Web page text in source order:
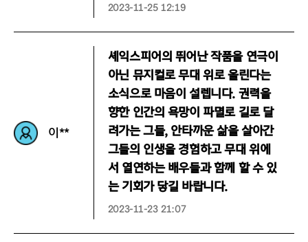
2023-11-25 12:19
이**
셰익스피어의 뛰어난 작품을 연극이
아닌 뮤지컬로 무대 위로 올린다는
소식으로 마음이 설렙니다. 권력을
향한 인간의 욕망이 파멸로 길로 달
려가는 그들, 안타까운 삶을 살아간
그들의 인생을 경험하고 무대 위에
서 열연하는 배우들과 함께 할 수 있
는 기회가 닿길 바랍니다.
2023-11-23 21:07